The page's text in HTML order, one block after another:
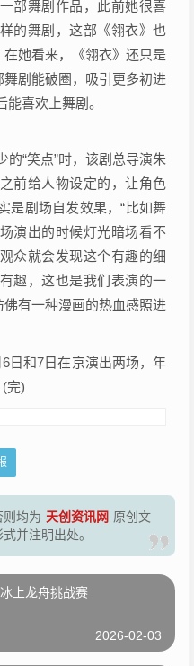
部舞剧作品，此前她很喜
的舞剧，这部《翎衣》也
在她看来，《翎衣》还只是
舞剧能破圈，吸引更多初进
喜欢上舞剧。
“笑点”时，该剧总导演朱
前给人物设定的，让角色
是剧场自发效果，“比如舞
演出的时候灯光暗场看不
众就会发现这个有趣的细
趣，这也是我们表演的一
佛有一种漫画的热血感照进
和7日在京演出两场，年
完)
均为 天创资讯网 原创文
并注明出处。
上龙舟挑战赛
2026-02-03